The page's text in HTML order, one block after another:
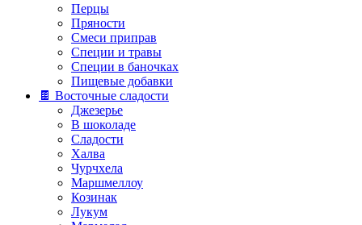
Перцы
Пряности
Смеси приправ
Специи и травы
Специи в баночках
Пищевые добавки
🍫 Восточные сладости
Джезерье
В шоколаде
Сладости
Халва
Чурчхела
Маршмеллоу
Козинак
Лукум